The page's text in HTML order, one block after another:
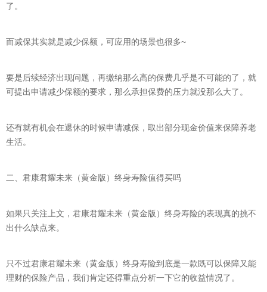
了。
而减保其实就是减少保额，可应用的场景也很多~
要是后续经济出现问题，再缴纳那么高的保费几乎是不可能的了，就
可提出申请减少保额的要求，那么承担保费的压力就没那么大了。
还有就有机会在退休的时候申请减保，取出部分现金价值来保障养老
生活。
二、君康君耀未来（黄金版）终身寿险值得买吗
如果只关注上文，君康君耀未来（黄金版）终身寿险的表现真的挑不
出什么缺点来。
只不过君康君耀未来（黄金版）终身寿险到底是一款既可以保障又能
理财的保险产品，我们肯定还得重点分析一下它的收益情况了。